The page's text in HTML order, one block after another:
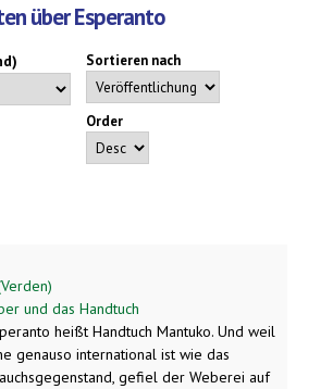
über Esperanto
Sortieren nach
Order
und das Handtuch
heißt Handtuch Mantuko. Und weil
genauso international ist wie das
gefiel der Weberei auf